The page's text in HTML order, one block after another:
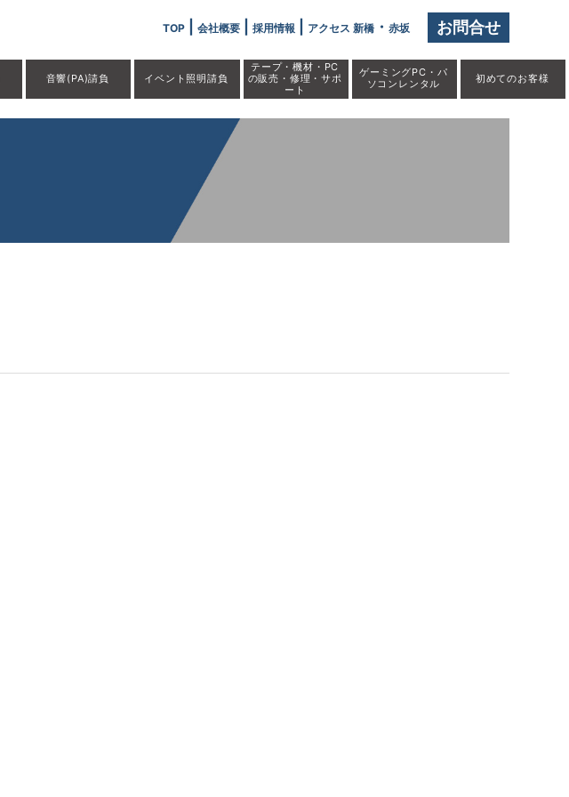
お問合せ
TOP| 会社概要| 採用情報 アクセス 新橋・ 赤坂
音響(PA)請負 イベント照明請負
テープ・機材・PC
の販売・修理・サポ
ート
ゲーミングPC・パ
ソコンレンタル
初めてのお客様